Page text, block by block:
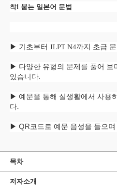
착! 붙는 일본어 문법
▶ 기초부터 JLPT N4까지 초급
▶ 다양한 유형의 문제를 풀어 보
있습니다.
▶ 예문을 통해 실생활에서 사용
다.
▶ QR코드로 예문 음성을 들으
목차
저자소개